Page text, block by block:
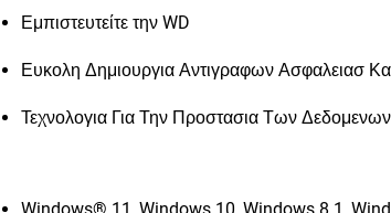
Εμπιστευτείτε την WD
Ευκολη Δημιουργια Αντιγραφων Ασφαλειασ
Τεχνολογια Για Την Προστασια Των